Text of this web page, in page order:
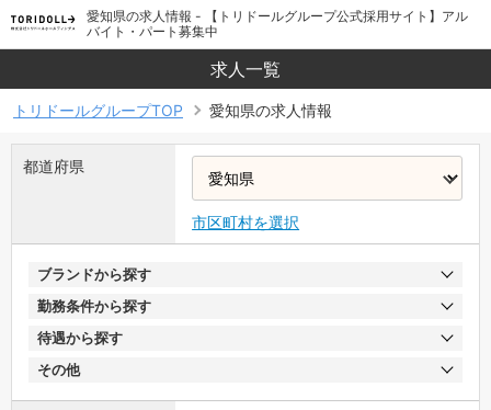
愛知県の求人情報 - 【トリドールグループ公式採用サイト】アル
バイト・パート募集中
求人一覧
トリドールグループTOP 愛知県の求人情報
都道府県
市区町村を選択
ブランドから探す
勤務条件から探す
待遇から探す
その他